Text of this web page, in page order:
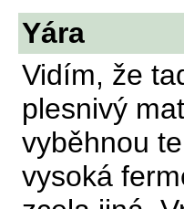
Yára
Vidím, že
plesnivý
vyběhnou
vysoká